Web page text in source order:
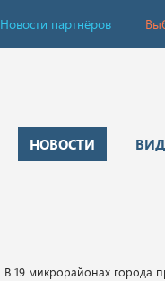
Новости партнёров
НОВОСТИ
В 19 микрорайонах города